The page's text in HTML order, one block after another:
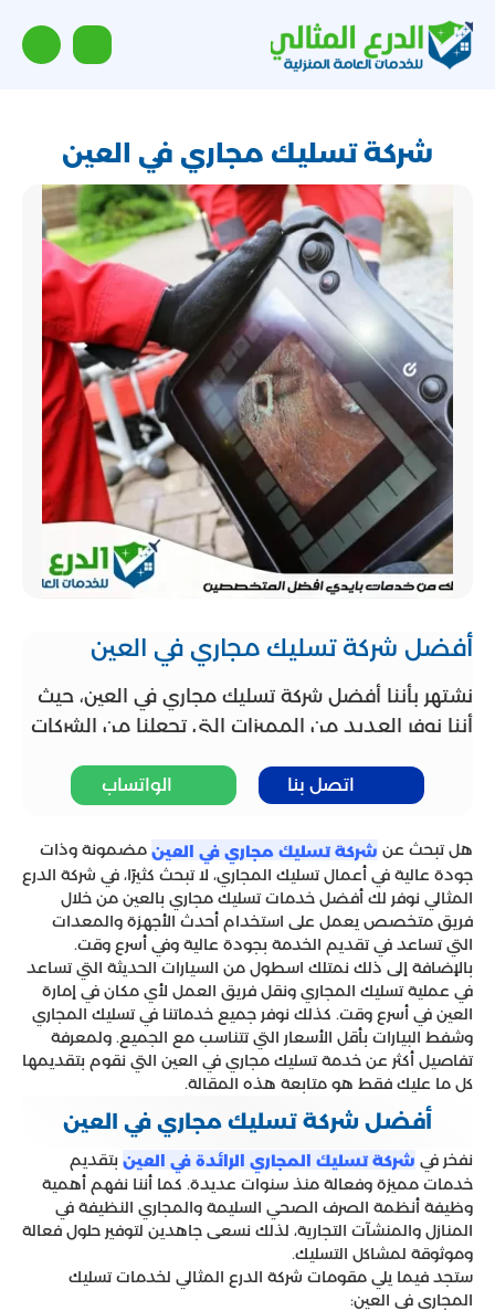
شركة تسليك مجاري في العين
أفضل شركة تسليك مجاري في العين
نشتهر بأننا أفضل شركة تسليك مجاري في العين، حيث
أننا نوفر العديد من المميزات التي تجعلنا من الشركات
المميزات أننا نستخدم أحدث المعدات والاجهزة التي
اننا نتملك فريق محترف لديه خبرة كبيرة في تسليك
المجاري، بالإضافة إلى ذلك نوفر جميع انواع مواد
الكيمائية الاصلية لضمان تقديم خدمة ممتازة لفترة
زمنية طويلة. كل ذلك بأقل الاسعار حيث أننا نحرص على
توفير عروض وخصومات على جميع خدماتنا حتى
يتناسب سعر الخدمة مع الجميع.
اتصل بنا الواتساب
هل تبحث عن شركة تسليك مجاري في العين مضمونة وذات
جودة عالية في أعمال تسليك المجاري، لا تبحث كثيرًا، في شركة الدرع
المثالي نوفر لك أفضل خدمات تسليك مجاري بالعين من خلال
فريق متخصص يعمل على استخدام أحدث الأجهزة والمعدات
التي تساعد في تقديم الخدمة بجودة عالية وفي أسرع وقت.
بالإضافة إلى ذلك نمتلك اسطول من السيارات الحديثة التي تساعد
في عملية تسليك المجاري ونقل فريق العمل لأي مكان في إمارة
العين في أسرع وقت. كذلك نوفر جميع خدماتنا في تسليك المجاري
وشفط البيارات بأقل الأسعار التي تتناسب مع الجميع. ولمعرفة
تفاصيل أكثر عن خدمة تسليك مجاري في العين التي نقوم بتقديمها
كل ما عليك فقط هو متابعة هذه المقالة.
أفضل شركة تسليك مجاري في العين
نفخر في شركة تسليك المجاري الرائدة في العين بتقديم
خدمات مميزة وفعالة منذ سنوات عديدة. كما أننا نفهم أهمية
وظيفة أنظمة الصرف الصحي السليمة والمجاري النظيفة في
المنازل والمنشآت التجارية، لذلك نسعى جاهدين لتوفير حلول فعالة
وموثوقة لمشاكل التسليك.
ستجد فيما يلي مقومات شركة الدرع المثالي لخدمات تسليك
المجاري في العين: